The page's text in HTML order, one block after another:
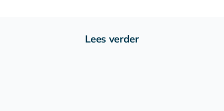
Lees verder